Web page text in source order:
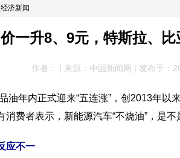
经济新闻
一升8、9元，特斯拉、
作者： | 来源：中国新闻网 | 发布于：
油年内正式迎来“五连涨”，创2013年
消费者表示，新能源汽车“不烧油”，是不
不一